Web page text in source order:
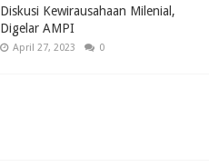
Diskusi Kewirausahaan Milenial,
Digelar AMPI
April 27, 2023 0